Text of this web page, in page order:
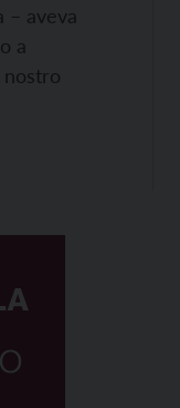
– aveva
a
nostro